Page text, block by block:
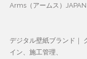
Arms（アームス）
デジタル壁紙ブランド｜
イン、施工管理、